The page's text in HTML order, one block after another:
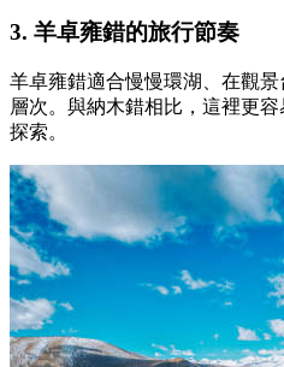
3. 羊卓雍錯的旅行節奏
羊卓雍錯適合慢慢環湖、在觀
層次。與納木錯相比，這裡更
探索。